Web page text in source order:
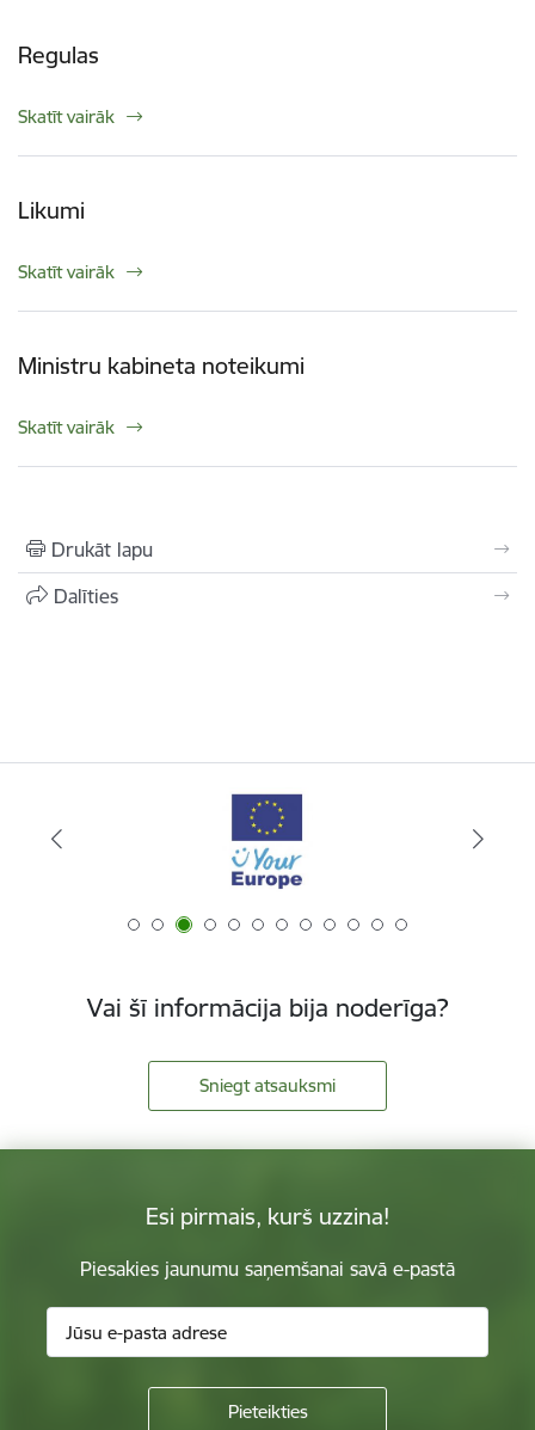
Regulas
Skatīt vairāk
Likumi
Skatīt vairāk
Ministru kabineta noteikumi
Skatīt vairāk
Drukāt lapu
Dalīties
Vai šī informācija bija noderīga?
Sniegt atsauksmi
Esi pirmais, kurš uzzina!
Piesakies jaunumu saņemšanai savā e-pastā